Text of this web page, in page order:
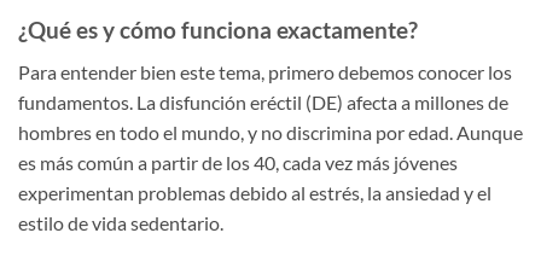
¿Qué es y cómo funciona exactamente?
Para entender bien este tema, primero debemos conocer los
fundamentos. La disfunción eréctil (DE) afecta a millones de
hombres en todo el mundo, y no discrimina por edad. Aunque
es más común a partir de los 40, cada vez más jóvenes
experimentan problemas debido al estrés, la ansiedad y el
estilo de vida sedentario.